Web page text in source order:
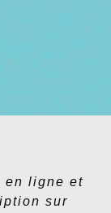
en ligne et
sur